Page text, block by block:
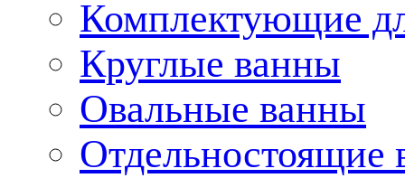
Комплектующие
Круглые ванны
Овальные ванны
Отдельностоящие